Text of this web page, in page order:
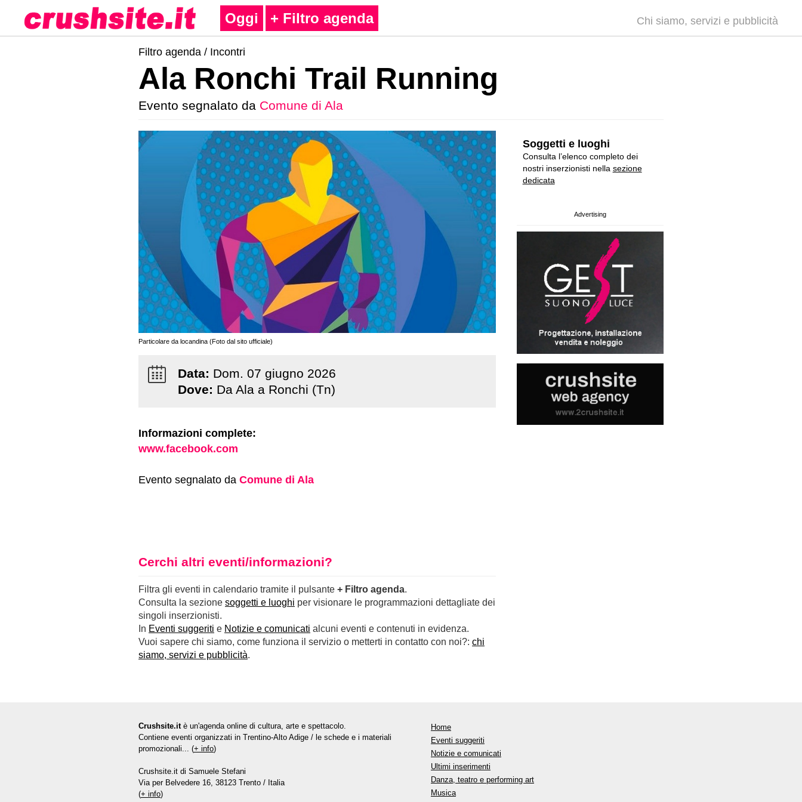
Oggi + Filtro agenda Chi siamo, servizi e pubblicità
Filtro agenda / Incontri
Ala Ronchi Trail Running
Evento segnalato da Comune di Ala
Particolare da locandina (Foto dal sito ufficiale)
Data: Dom. 07 giugno 2026
Dove: Da Ala a Ronchi (Tn)
Informazioni complete:
www.facebook.com
Evento segnalato da Comune di Ala
Cerchi altri eventi/informazioni?
Filtra gli eventi in calendario tramite il pulsante + Filtro agenda.
Consulta la sezione soggetti e luoghi per visionare le programmazioni dettagliate dei
singoli inserzionisti.
In Eventi suggeriti e Notizie e comunicati alcuni eventi e contenuti in evidenza.
Vuoi sapere chi siamo, come funziona il servizio o metterti in contatto con noi?: chi
siamo, servizi e pubblicità.
Soggetti e luoghi
Consulta l’elenco completo dei
nostri inserzionisti nella sezione
dedicata
Advertising
Crushsite.it è un'agenda online di cultura, arte e spettacolo.
Contiene eventi organizzati in Trentino-Alto Adige / le schede e i materiali
promozionali... (+ info)
Crushsite.it di Samuele Stefani
Via per Belvedere 16, 38123 Trento / Italia
(+ info)
Home
Eventi suggeriti
Notizie e comunicati
Ultimi inserimenti
Danza, teatro e performing art
Musica